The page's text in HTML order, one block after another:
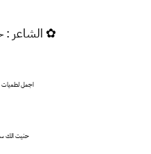
✿ الشاعر :
اجمل لطميات
حنيت الك